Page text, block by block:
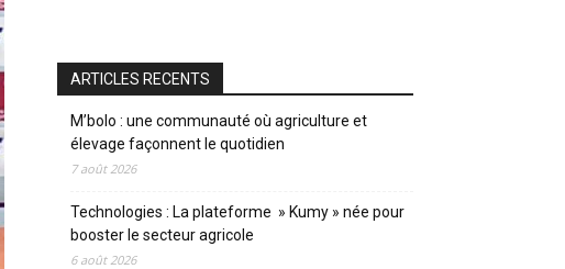
ARTICLES RECENTS
M’bolo : une communauté où agriculture et
élevage façonnent le quotidien
7 août 2026
Technologies : La plateforme » Kumy » née pour
booster le secteur agricole
6 août 2026